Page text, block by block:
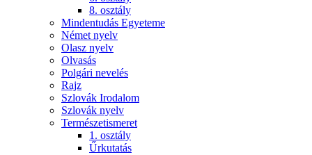
8. osztály
Mindentudás Egyeteme
Német nyelv
Olasz nyelv
Olvasás
Polgári nevelés
Rajz
Szlovák Irodalom
Szlovák nyelv
Természetismeret
1. osztály
Űrkutatás